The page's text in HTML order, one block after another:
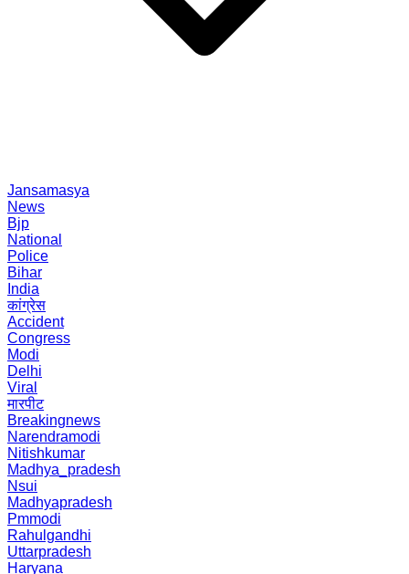
Jansamasya
News
Bjp
National
Police
Bihar
India
कांग्रेस
Accident
Congress
Modi
Delhi
Viral
मारपीट
Breakingnews
Narendramodi
Nitishkumar
Madhya_pradesh
Nsui
Madhyapradesh
Pmmodi
Rahulgandhi
Uttarpradesh
Haryana